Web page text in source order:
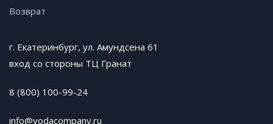
Возврат
г. Екатеринбург, ул. Амундсена 61
вход со стороны ТЦ Гранат
8 (800) 100-99-24
info@vodacompany.ru